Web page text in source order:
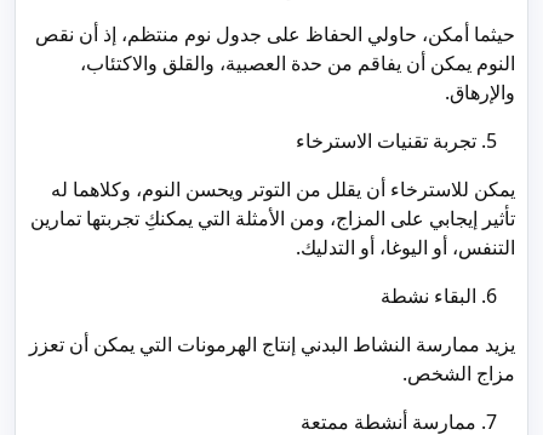
حيثما أمكن، حاولي الحفاظ على جدول نوم منتظم، إذ أن نقص
النوم يمكن أن يفاقم من حدة العصبية، والقلق والاكتئاب،
والإرهاق.
تجربة تقنيات الاسترخاء
يمكن للاسترخاء أن يقلل من التوتر ويحسن النوم، وكلاهما له
تأثير إيجابي على المزاج، ومن الأمثلة التي يمكنكِ تجربتها تمارين
التنفس، أو اليوغا، أو التدليك.
البقاء نشطة
يزيد ممارسة النشاط البدني إنتاج الهرمونات التي يمكن أن تعزز
مزاج الشخص.
ممارسة أنشطة ممتعة